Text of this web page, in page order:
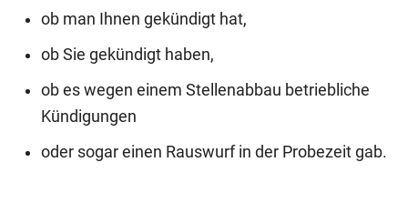
ob man Ihnen gekündigt hat,
ob Sie gekündigt haben,
ob es wegen einem Stellenabbau betriebliche
Kündigungen
oder sogar einen Rauswurf in der Probezeit gab.